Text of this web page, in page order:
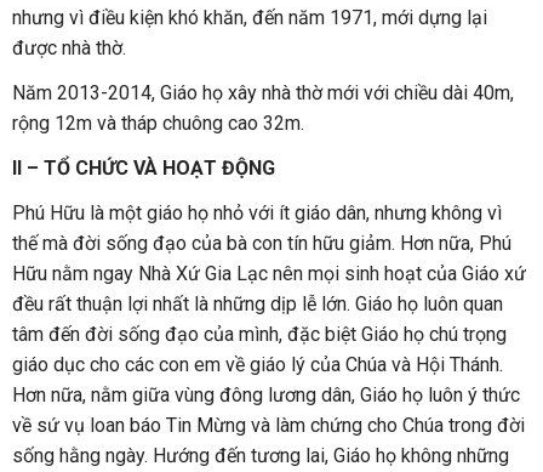
nhưng vì điều kiện khó khăn, đến năm 1971, mới dựng lại
được nhà thờ.
Năm 2013-2014, Giáo họ xây nhà thờ mới với chiều dài 40m,
rộng 12m và tháp chuông cao 32m.
II – TỔ CHỨC VÀ HOẠT ĐỘNG
Phú Hữu là một giáo họ nhỏ với ít giáo dân, nhưng không vì
thế mà đời sống đạo của bà con tín hữu giảm. Hơn nữa, Phú
Hữu nằm ngay Nhà Xứ Gia Lạc nên mọi sinh hoạt của Giáo xứ
đều rất thuận lợi nhất là những dịp lễ lớn. Giáo họ luôn quan
tâm đến đời sống đạo của mình, đặc biệt Giáo họ chú trọng
giáo dục cho các con em về giáo lý của Chúa và Hội Thánh.
Hơn nữa, nằm giữa vùng đông lương dân, Giáo họ luôn ý thức
về sứ vụ loan báo Tin Mừng và làm chứng cho Chúa trong đời
sống hằng ngày. Hướng đến tương lai, Giáo họ không những